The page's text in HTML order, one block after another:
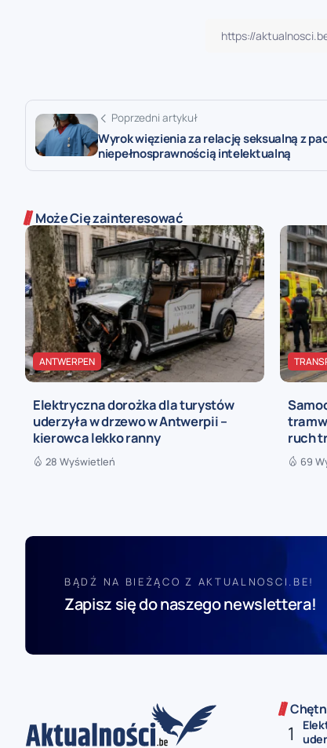
Poprzedni artykuł
Wyrok więzienia za relację seksualną z
niepełnosprawnością intelektualną
Może Cię zainteresować
ANTWERPEN
Elektryczna dorożka dla turystów
uderzyła w drzewo w Antwerpii –
kierowca lekko ranny
28 Wyświetleń
ruch
69
BĄDŹ NA BIEŻĄCO Z AKTUALNOSCI.BE!
Zapisz się do naszego newslettera!